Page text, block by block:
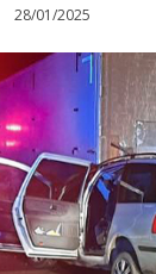
28/01/2025